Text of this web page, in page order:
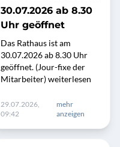
30.07.2026 ab 8.30
Uhr geöffnet
Das Rathaus ist am
30.07.2026 ab 8.30 Uhr
geöffnet. (Jour-fixe der
Mitarbeiter) weiterlesen
29.07.2026,
09:42
mehr
anzeigen